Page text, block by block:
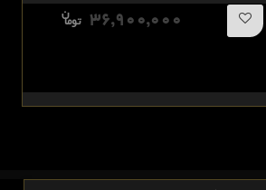
توما
ن 36,900,000